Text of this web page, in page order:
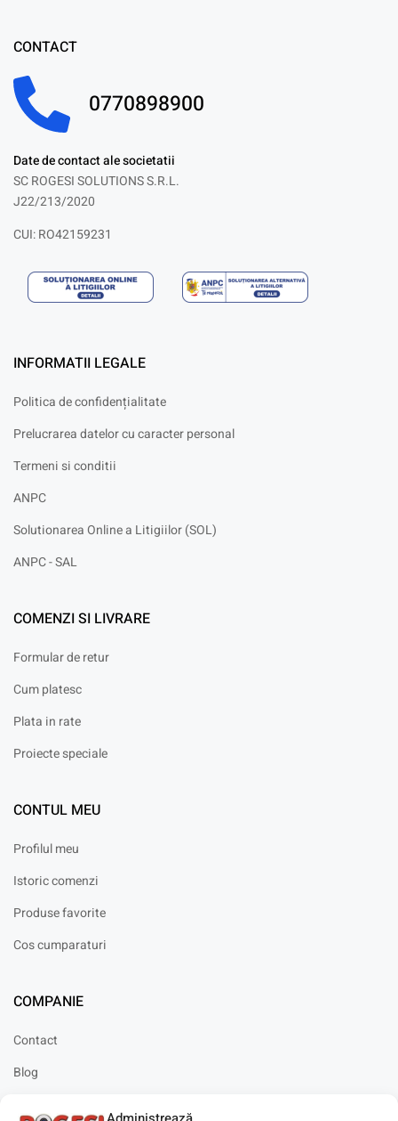
CONTACT
0770898900
Date de contact ale societatii
SC ROGESI SOLUTIONS S.R.L.
J22/213/2020
CUI: RO42159231
INFORMATII LEGALE
Politica de confidențialitate
Prelucrarea datelor cu caracter personal
Termeni si conditii
ANPC
Solutionarea Online a Litigiilor (SOL)
ANPC - SAL
COMENZI SI LIVRARE
Formular de retur
Cum platesc
Plata in rate
Proiecte speciale
CONTUL MEU
Profilul meu
Istoric comenzi
Produse favorite
Cos cumparaturi
COMPANIE
Contact
Blog